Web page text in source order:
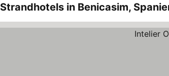
Strandhotels in Benicasim,